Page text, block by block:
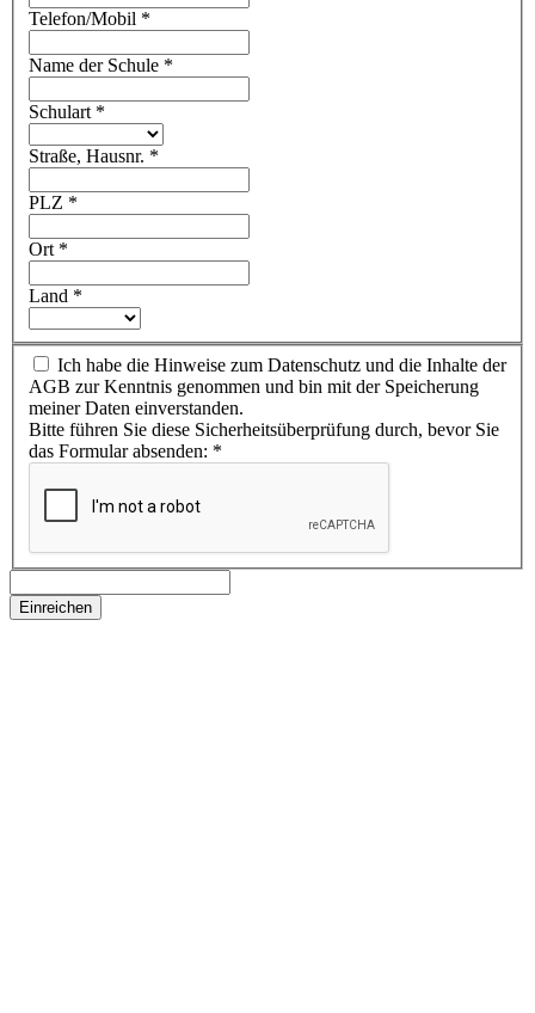
Telefon/Mobil *
Name der Schule *
Schulart *
Straße, Hausnr. *
PLZ *
Ort *
Land *
Ich habe die Hinweise zum Datenschutz und die Inhalte der
AGB zur Kenntnis genommen und bin mit der Speicherung
meiner Daten einverstanden.
Bitte führen Sie diese Sicherheitsüberprüfung durch, bevor Sie
das Formular absenden: *